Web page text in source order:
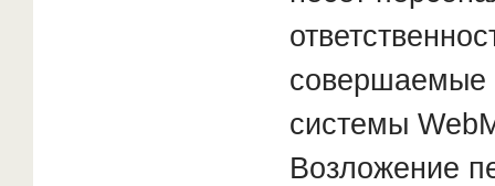
совершаемые
системы
Возложение